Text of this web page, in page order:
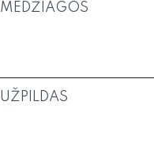
MEDŽIAGOS
UŽPILDAS